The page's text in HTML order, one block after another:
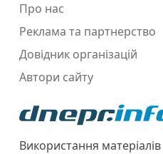
Про нас
Реклама та партнерство
Довідник організацій
Автори сайту
Використання